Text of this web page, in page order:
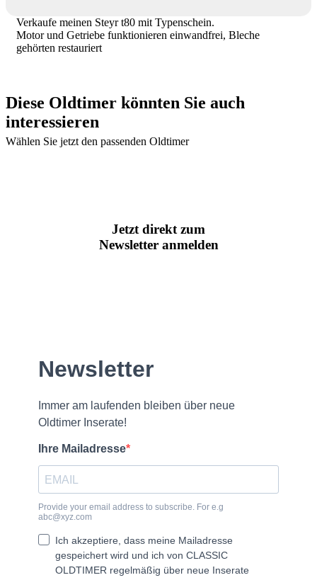
Verkaufe meinen Steyr t80 mit Typenschein.
Motor und Getriebe funktionieren einwandfrei, Bleche
gehörten restauriert
Diese Oldtimer könnten Sie auch
interessieren
Wählen Sie jetzt den passenden Oldtimer
Jetzt direkt zum
Newsletter anmelden